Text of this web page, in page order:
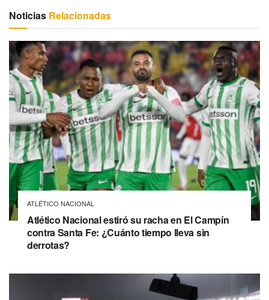
Noticias Relacionadas
ATLÉTICO NACIONAL
Atlético Nacional estiró su racha en El Campín
contra Santa Fe: ¿Cuánto tiempo lleva sin
derrotas?